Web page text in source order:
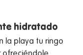
hidratado
la playa tu ringo